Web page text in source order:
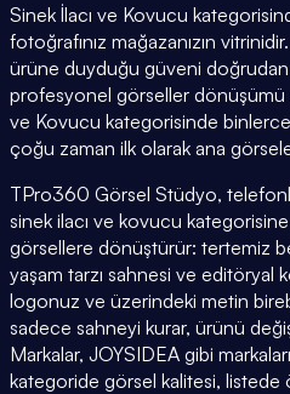
Sinek İlacı ve Kovucu
fotoğrafınız mağazanızın
ürüne duyduğu güveni
profesyonel görseller dönüşümü
ve Kovucu kategorisinde
çoğu zaman ilk olarak ana
TPro360 Görsel Stüdyo,
sinek ilacı ve kovucu
görsellere dönüştürür: tertemiz
yaşam tarzı sahnesi ve editöryal
logonuz ve üzerindeki metin
sadece sahneyi kurar, ürünü
Markalar, JOYSIDEA gibi
kategoride görsel kalitesi, listede